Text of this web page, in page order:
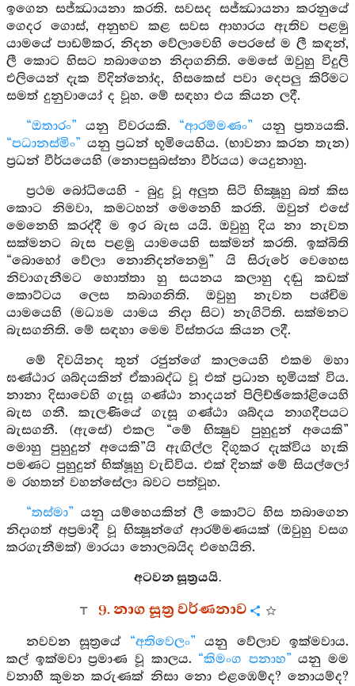
ඉගෙන සජ්ඣායනා කරති. සවසද සජ්ඣායනා කරනුයේ
ගෙදර ගොස්, අනුභව කළ සවස ආහාරය ඇතිව පළමු
යාමයේ පාඩම්කර, නිදන වේලාවෙහි පෙරසේ ම ලී කඳන්,
ලී කොට හිසට තබාගෙන නිදාගනිති. මෙසේ ඔවුහු විදුලි
එලියෙන් දැක විදින්නෝද, හිසකෙස් පවා දෙපලු කිරිමට
සමත් දුනුවායෝ ද වූහ. මේ සඳහා එය කියන ලදී.
“ඔතාරං” යනු විවරයකි. “ආරම්මණං” යනු ප්‍රත්‍යයකි.
“පධානස්මිං” යනු ප්‍රධන් භූමියෙහිය. (භාවනා කරන තැන)
ප්‍රධන් වීර්යයෙහි (නොපසුබස්නා වීර්යය) යෙදුනාහු.
ප්‍රථම බෝධියෙහි - බුදු වූ අලුත සිටි භික්‍ෂූහු බත් කිස
කොට නිමවා, කමටහන් මෙනෙහි කරති. ඔවුන් එසේ
මෙනෙහි කරද්දී ම ඉර බැස යයි. ඔවුහු දිය නා නැවත
සක්මනට බැස පළමු යාමයෙහි සක්මන් කරති. ඉක්බිති
“බොහෝ වේලා නොනිදන්නෙමු” යි සිරුරේ වෙහෙස
නිවාගැනීමට හොත්තා හු සයනය කලාහු දඬු කඩක්
කොට්ටය ලෙස තබාගනිති. ඔවුහු නැවත පශ්චිම
යාමයෙහි (මධ්‍යම යාමය නිදා සිට) නැගිටිති. සක්මනට
බැසගනිති. මේ සඳහා මෙම විස්තරය කියන ලදී.
මේ දිවයිනද තුන් රජුන්ගේ කාලයෙහි එකම මහා
ඝණ්ඨාර ශබ්දයකින් ඒකාබද්ධ වූ එක් ප්‍රධාන භූමියක් විය.
නානා දිසාවෙහි ගැසූ ගණ්ඨා නාදයන් පිලිච්ඡිකෝළියෙහි
බැස ගනී. කැලණියේ ගැසූ ගණ්ඨා ශබ්දය නාගදීපයට
බැසගනී. (ඇසේ) එකල “මේ භික්‍ෂුව පුහුදුන් අයෙකි”
මොහු පුහුදුන් අයෙකි”යි ඇඟිල්ල දිගුකර දැක්විය හැකි
පමණට පුහුදුන් භික්ෂූහු වැඩිවිය. එක් දිනක් මේ සියල්ලෝ
ම රහතන් වහන්සේලා බවට පත්වූහ.
“තස්මා” යනු යම්හෙයකින් ලී කොට්ට හිස තබාගෙන
නිදාගත් අප්‍රමාදී වූ භික්‍ෂූන්ගේ ආරම්මණයක් (ඔවුහු වසග
කරගැනීමක්) මාරයා නොලබයිද එහෙයිනි.
අටවන සූත්‍රයයි.
9. නාග සූත්‍ර වර්ණනාව
නවවන සූත්‍රයේ “අතිවෙලං” යනු වේලාව ඉක්මවාය.
කල් ඉක්මවා ප්‍රමාණ වූ කාලය. “කිමංග පනාහ” යනු මම
වනාහී කුමන කරුණක් නිසා නො එළඹෙම්ද? නොයම්ද?